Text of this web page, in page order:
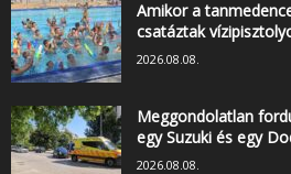
Amikor a
csatáztak
2026.08.08.
Meggondolatlan
egy Suzuki és egy
2026.08.08.